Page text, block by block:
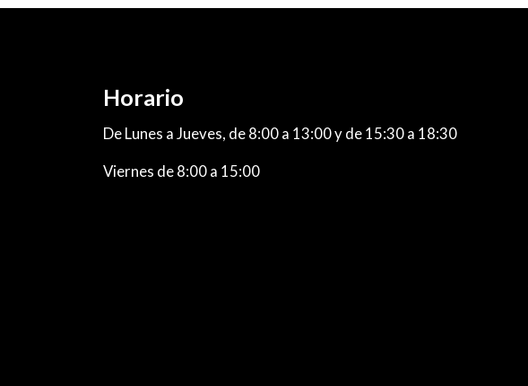
Horario
De Lunes a Jueves, de 8:00 a 13:00 y de 15:30 a 18:30
Viernes de 8:00 a 15:00